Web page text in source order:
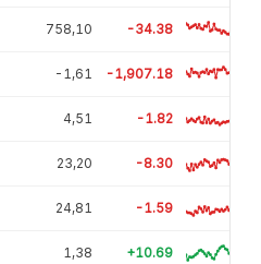
758,10 -34.38
-1,61 -1,907.18
4,51 -1.82
23,20 -8.30
24,81 -1.59
1,38 +10.69